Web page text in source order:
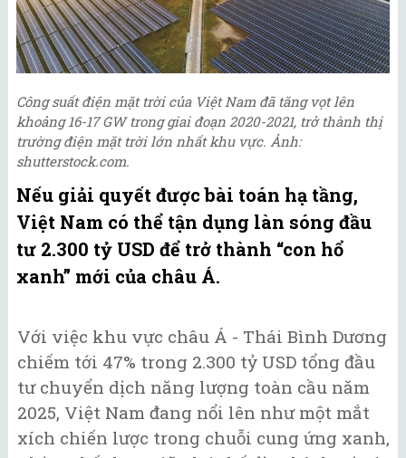
Công suất điện mặt trời của Việt Nam đã tăng vọt lên
khoảng 16-17 GW trong giai đoạn 2020-2021, trở thành thị
trường điện mặt trời lớn nhất khu vực. Ảnh:
shutterstock.com.
Nếu giải quyết được bài toán hạ tầng,
Việt Nam có thể tận dụng làn sóng đầu
tư 2.300 tỷ USD để trở thành “con hổ
xanh” mới của châu Á.
Với việc khu vực châu Á - Thái Bình Dương
chiếm tới 47% trong 2.300 tỷ USD tổng đầu
tư chuyển dịch năng lượng toàn cầu năm
2025, Việt Nam đang nổi lên như một mắt
xích chiến lược trong chuỗi cung ứng xanh,